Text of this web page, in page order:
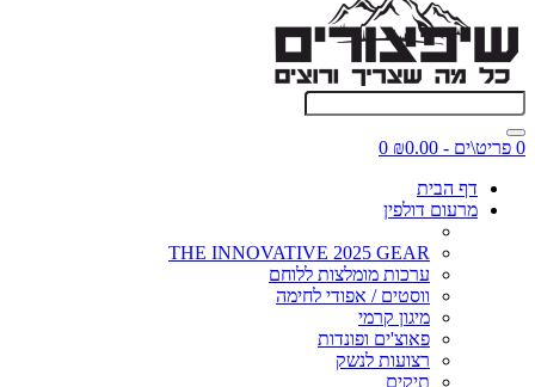
0 פריט\ים - ₪0.00
0
דף הבית
מרעום דולפין
THE INNOVATIVE 2025 GEAR
ערכות מומלצות ללוחם
ווסטים / אפודי לחימה
מיגון קרמי
פאוצ'ים ופונדות
רצועות לנשק
תיקים